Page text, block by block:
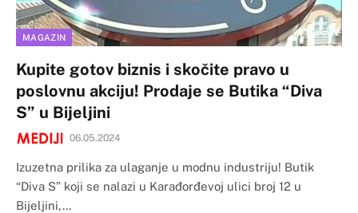
MAGAZIN
Kupite gotov biznis i skočite pravo u
poslovnu akciju! Prodaje se Butika “Diva
S” u Bijeljini
06.05.2024
Izuzetna prilika za ulaganje u modnu industriju! Butik
“Diva S” koji se nalazi u Karađorđevoj ulici broj 12 u
Bijeljini,…